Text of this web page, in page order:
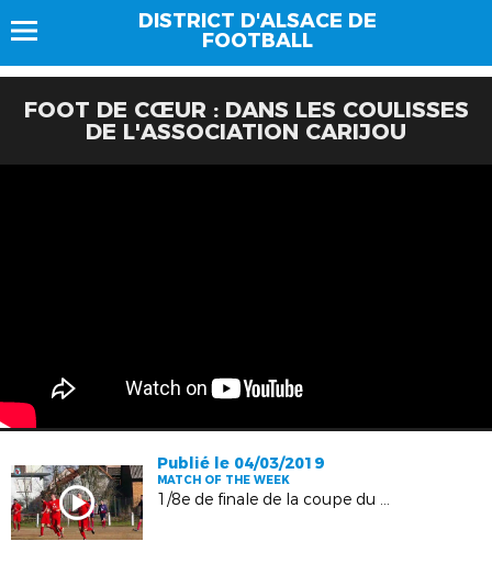
DISTRICT D'ALSACE DE
FOOTBALL
FOOT DE CŒUR : DANS LES COULISSES
DE L'ASSOCIATION CARIJOU
Publié le 04/03/2019
MATCH OF THE WEEK
1/8e de finale de la coupe du Crédit Mutuel - Nord Haguenau : SR Rountzenheim - AS Mertzwiller : 1-1 (2tab3)